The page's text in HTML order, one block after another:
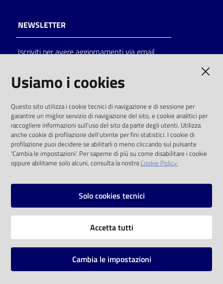
Catalogo
on line
Eventi
Chiedi al
bibliotecario
NEWSLETTER
Iscriviti per avere aggiornamenti via email
solo alle condizioni previste dalla direttiva
comunitaria 2003/98/CE e dal d.lgs. 36/2006
SOCIAL
Instagram
Vai alla pagina
Mappa del sito
Usiamo i cookies
Questo sito utilizza i cookie tecnici di navigazione e di sessione per
garantire un miglior servizio di navigazione del sito, e cookie analitici per
raccogliere informazioni sull'uso del sito da parte degli utenti. Utilizza
anche cookie di profilazione dell'utente per fini statistici. I cookie di
profilazione puoi decidere se abilitarli o meno cliccando sul pulsante
'Cambia le impostazioni'. Per saperne di più su come disabilitare i cookie
oppure abilitarne solo alcuni, consulta la nostraCookie Policy.
Solo cookies tecnici
Accetta tutti
Cambia le impostazioni